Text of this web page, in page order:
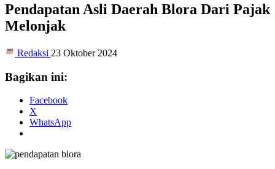
Pendapatan Asli Daerah Blora Dari Pajak
Melonjak
Redaksi 23 Oktober 2024
Bagikan ini:
Facebook
X
WhatsApp